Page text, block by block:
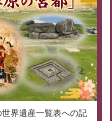
世界遺産一覧表への記